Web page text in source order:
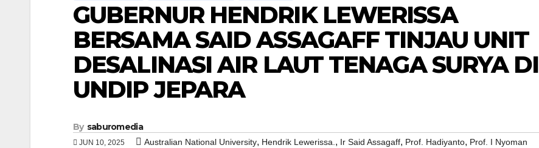
GUBERNUR HENDRIK LEWERISSA
BERSAMA SAID ASSAGAFF TINJAU UNIT
DESALINASI AIR LAUT TENAGA SURYA DI
UNDIP JEPARA
By saburomedia
JUN 10, 2025 Australian National University, Hendrik Lewerissa., Ir Said Assagaff, Prof. Hadiyanto, Prof. I Nyoman